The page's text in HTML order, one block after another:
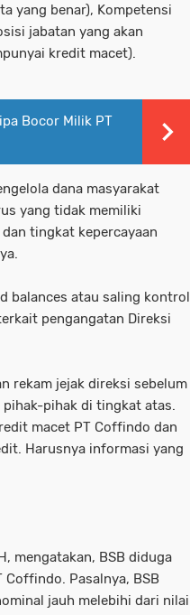
yang benar), Kompetensi
jabatan yang akan
kredit macet).
Bocor Milik PT
dana masyarakat
yang tidak memiliki
tingkat kepercayaan
balances atau saling kontrol
pengangatan Direksi
rekam jejak direksi sebelum
pihak di tingkat atas.
macet PT Coffindo dan
Harusnya informasi yang
mengatakan, BSB diduga
Pasalnya, BSB
jauh melebihi dari nilai